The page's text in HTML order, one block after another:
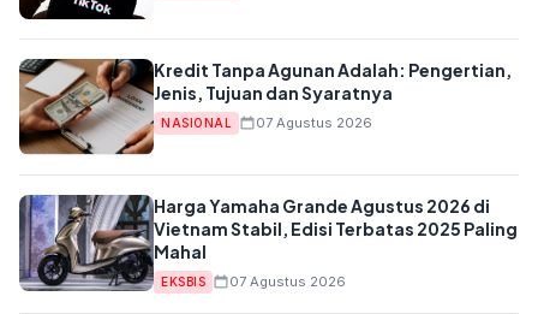
Kredit Tanpa Agunan Adalah: Pengertian,
Jenis, Tujuan dan Syaratnya
NASIONAL 07 Agustus 2026
Harga Yamaha Grande Agustus 2026 di
Vietnam Stabil, Edisi Terbatas 2025 Paling
Mahal
EKSBIS 07 Agustus 2026